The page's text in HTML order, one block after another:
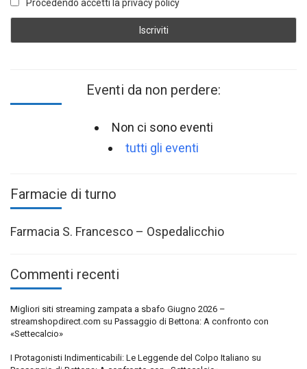
Procedendo accetti la privacy policy
Eventi da non perdere:
Non ci sono eventi
tutti gli eventi
Farmacie di turno
Farmacia S. Francesco – Ospedalicchio
Commenti recenti
Migliori siti streaming zampata a sbafo Giugno 2026 –
streamshopdirect.com su Passaggio di Bettona: A confronto con
«Settecalcio»
I Protagonisti Indimenticabili: Le Leggende del Colpo Italiano su